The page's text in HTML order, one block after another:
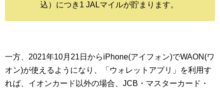
込）につき1 JALマイルが貯まります。
一方、2021年10月21日からiPhone(アイフォン)でWAON(ワ
オン)が使えるようになり、「ウォレットアプリ」を利用す
れば、イオンカード以外の場合、JCB・マスターカード・